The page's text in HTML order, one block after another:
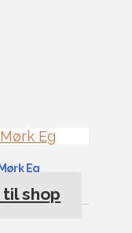
Eg
til shop